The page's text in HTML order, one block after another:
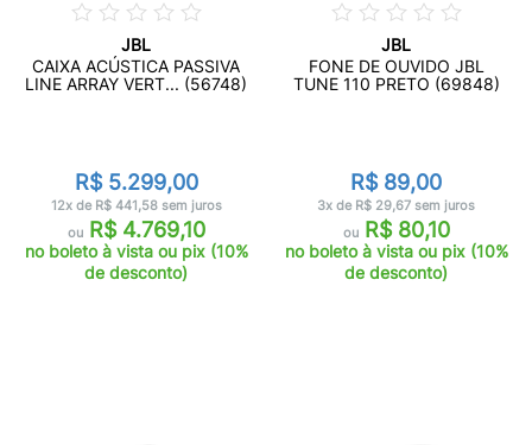
JBL
CAIXA ACÚSTICA PASSIVA
LINE ARRAY VERT... (56748)
R$ 5.299,00
12x de R$ 441,58 sem juros
ouR$ 4.769,10
no boleto à vista ou pix (10%
de desconto)
JBL
FONE DE OUVIDO JBL
TUNE 110 PRETO (69848)
R$ 89,00
3x de R$ 29,67 sem juros
ouR$ 80,10
no boleto à vista ou pix (10%
de desconto)